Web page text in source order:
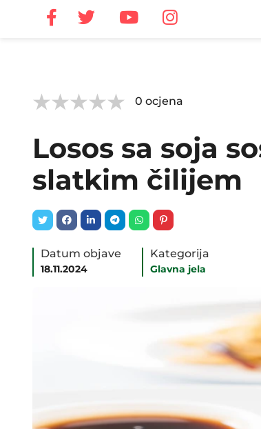


 0 ocjena
Losos sa soja
slatkim čilijem
Datum objave
18.11.2024
Kategorija
Glavna jela